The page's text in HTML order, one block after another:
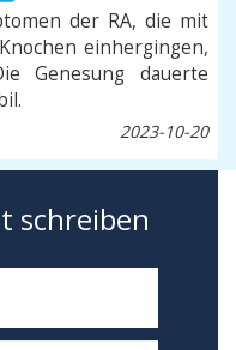
der RA, die mit
einhergingen,
Genesung dauerte
2023-10-20
schreiben